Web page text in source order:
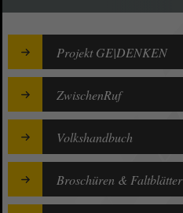
Projekt GE|DENKEN
ZwischenRuf
Volkshandbuch
Broschüren & Faltblätter